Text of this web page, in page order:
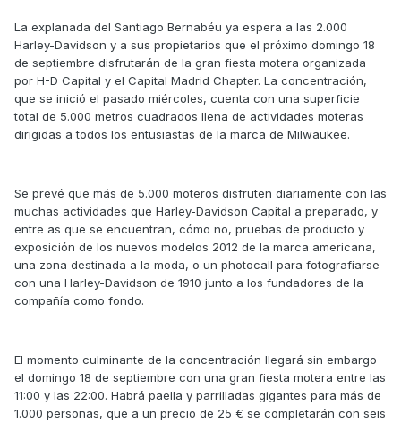
La explanada del Santiago Bernabéu ya espera a las 2.000
Harley-Davidson y a sus propietarios que el próximo domingo 18
de septiembre disfrutarán de la gran fiesta motera organizada
por H-D Capital y el Capital Madrid Chapter. La concentración,
que se inició el pasado miércoles, cuenta con una superficie
total de 5.000 metros cuadrados llena de actividades moteras
dirigidas a todos los entusiastas de la marca de Milwaukee.
Se prevé que más de 5.000 moteros disfruten diariamente con las
muchas actividades que Harley-Davidson Capital a preparado, y
entre as que se encuentran, cómo no, pruebas de producto y
exposición de los nuevos modelos 2012 de la marca americana,
una zona destinada a la moda, o un photocall para fotografiarse
con una Harley-Davidson de 1910 junto a los fundadores de la
compañía como fondo.
El momento culminante de la concentración llegará sin embargo
el domingo 18 de septiembre con una gran fiesta motera entre las
11:00 y las 22:00. Habrá paella y parrilladas gigantes para más de
1.000 personas, que a un precio de 25 € se completarán con seis